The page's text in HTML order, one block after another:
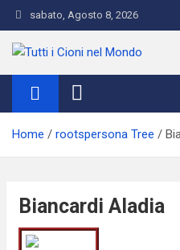
Skip
to
content
sabato, Agosto 8, 2026
Tutti i Cioni
Where Cioni`s come from
Home rootspersona Tree
Biancardi Aladia